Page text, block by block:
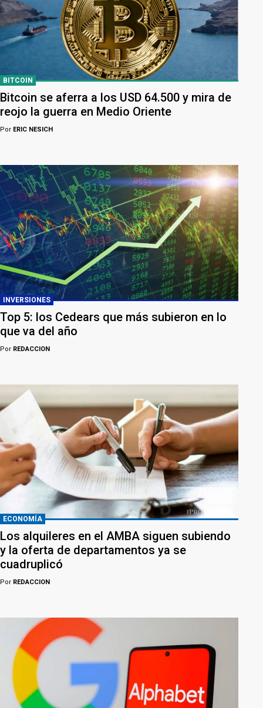
BITCOIN
Bitcoin se aferra a los USD 64.500 y mira de
reojo la guerra en Medio Oriente
Por ERIC NESICH
INVERSIONES
Top 5: los Cedears que más subieron en lo
que va del año
Por REDACCION
ECONOMÍA
Los alquileres en el AMBA siguen subiendo
y la oferta de departamentos ya se
cuadruplicó
Por REDACCION